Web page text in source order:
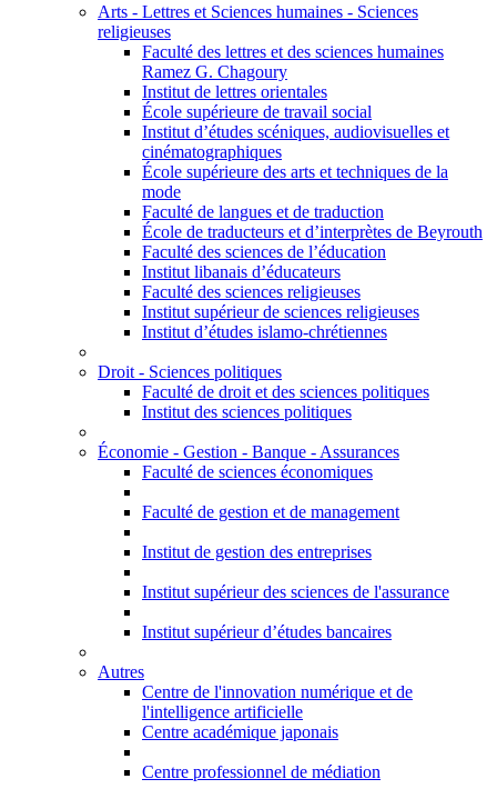
Arts - Lettres et Sciences humaines - Sciences
religieuses
Faculté des lettres et des sciences humaines
Ramez G. Chagoury
Institut de lettres orientales
École supérieure de travail social
Institut d’études scéniques, audiovisuelles et
cinématographiques
École supérieure des arts et techniques de la
mode
Faculté de langues et de traduction
École de traducteurs et d’interprètes de Beyrouth
Faculté des sciences de l’éducation
Institut libanais d’éducateurs
Faculté des sciences religieuses
Institut supérieur de sciences religieuses
Institut d’études islamo-chrétiennes
Droit - Sciences politiques
Faculté de droit et des sciences politiques
Institut des sciences politiques
Économie - Gestion - Banque - Assurances
Faculté de sciences économiques
Faculté de gestion et de management
Institut de gestion des entreprises
Institut supérieur des sciences de l'assurance
Institut supérieur d’études bancaires
Autres
Centre de l'innovation numérique et de
l'intelligence artificielle
Centre académique japonais
Centre professionnel de médiation